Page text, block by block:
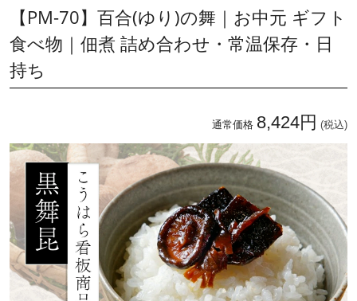
【PM-70】百合(ゆり)の舞｜お中元 ギフト
食べ物｜佃煮 詰め合わせ・常温保存・日
持ち
通常価格 8,424円 (税込)